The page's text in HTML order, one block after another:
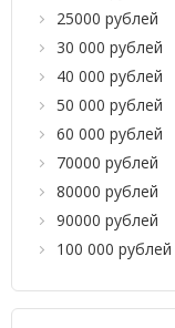
25000 рублей
30 000 рублей
40 000 рублей
50 000 рублей
60 000 рублей
70000 рублей
80000 рублей
90000 рублей
100 000 рублей